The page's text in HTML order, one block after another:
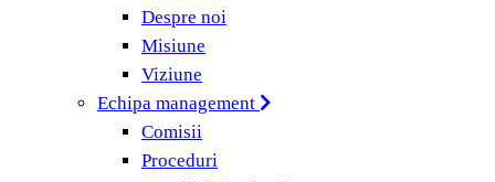
Despre noi
Misiune
Viziune
Echipa management
Comisii
Proceduri